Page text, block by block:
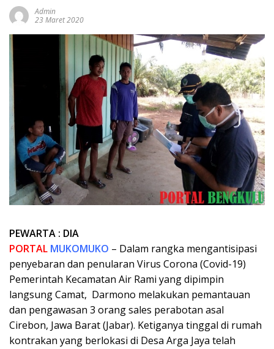
Admin
23 Maret 2020
PEWARTA : DIA
PORTAL MUKOMUKO – Dalam rangka mengantisipasi
penyebaran dan penularan Virus Corona (Covid-19)
Pemerintah Kecamatan Air Rami yang dipimpin
langsung Camat, Darmono melakukan pemantauan
dan pengawasan 3 orang sales perabotan asal
Cirebon, Jawa Barat (Jabar). Ketiganya tinggal di rumah
kontrakan yang berlokasi di Desa Arga Jaya telah